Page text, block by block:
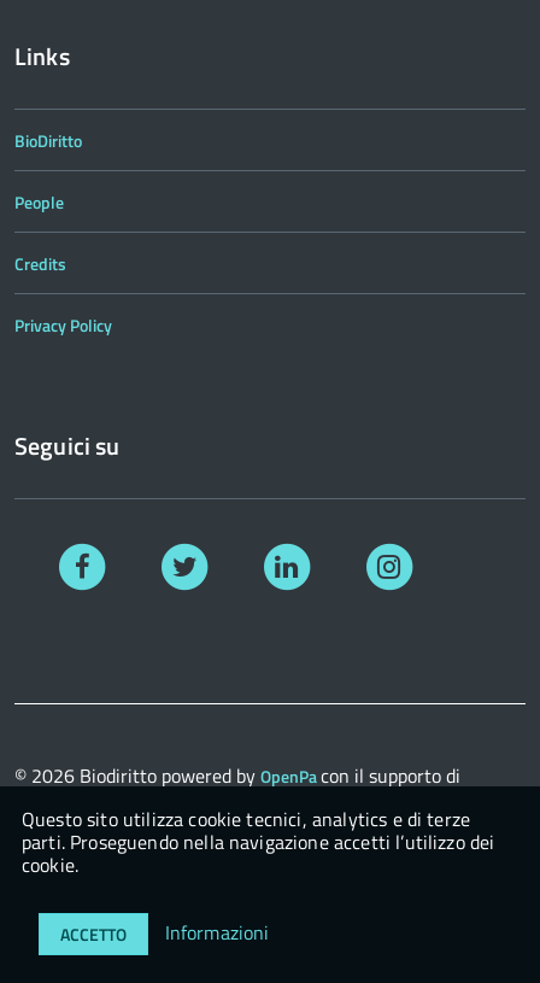
Links
BioDiritto
People
Credits
Privacy Policy
Seguici su
Facebook Linkedin
© 2026 Biodiritto powered byOpenPacon il supporto di
Questo sito utilizza cookie tecnici, analytics e di terze
parti. Proseguendo nella navigazione accetti l’utilizzo dei
cookie.
ACCETTO Informazioni